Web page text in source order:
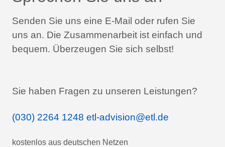
Senden Sie uns eine E-Mail oder rufen Sie
uns an. Die Zusammenarbeit ist einfach und
bequem. Überzeugen Sie sich selbst!
Sie haben Fragen zu unseren Leistungen?
(030) 2264 1248 etl-advision@etl.de
kostenlos aus deutschen Netzen